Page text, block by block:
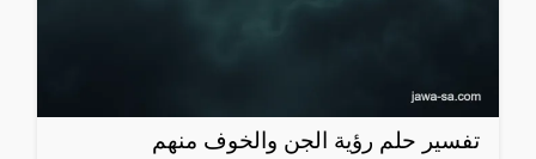
تفسير حلم رؤية الجن والخوف منهم